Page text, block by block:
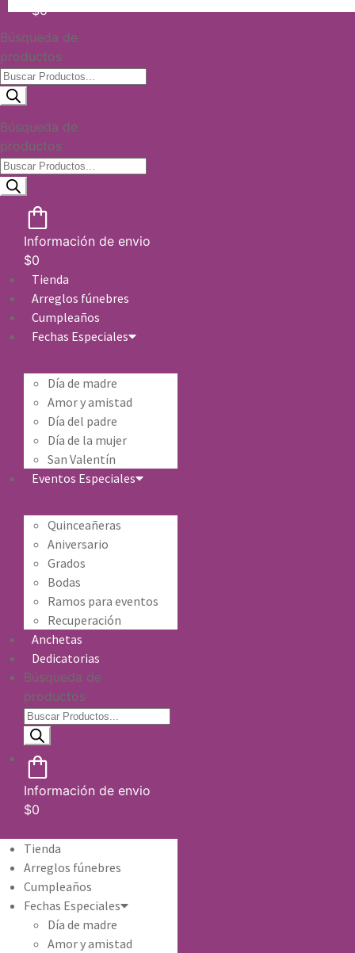
$0
Búsqueda de
productos
Búsqueda de
productos
Información de envio
$0
Tienda
Arreglos fúnebres
Cumpleaños
Fechas Especiales
Día de madre
Amor y amistad
Día del padre
Día de la mujer
San Valentín
Eventos Especiales
Quinceañeras
Aniversario
Grados
Bodas
Ramos para eventos
Recuperación
Anchetas
Dedicatorias
Búsqueda de
productos
Información de envio
$0
Tienda
Arreglos fúnebres
Cumpleaños
Fechas Especiales
Día de madre
Amor y amistad